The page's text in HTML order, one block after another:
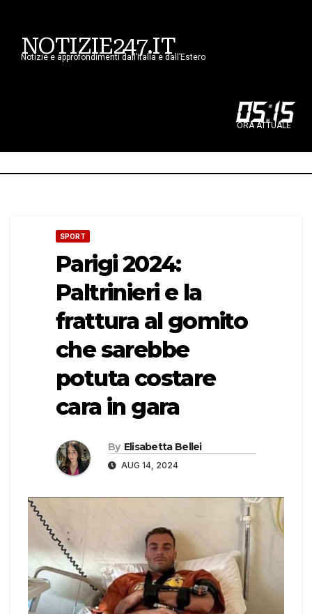
NOTIZIE247.IT
Notizie e approfondimenti dall’Italia e dall’Estero
05:15
ORA ATTUALE
SPORT
Parigi 2024:
Paltrinieri e la
frattura al gomito
che sarebbe
potuta costare
cara in gara
By Elisabetta Bellei
AUG 14, 2024